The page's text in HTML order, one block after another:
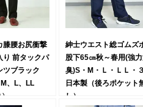
膝腰お尻衝撃
り 前タックパ
ツブラック
、L、LL
)
紳士ウエスト総ゴムズ
股下65㎝秋～春用(強
臭)S・М・Ｌ・ＬＬ・
日本製（後ろポケット
し）